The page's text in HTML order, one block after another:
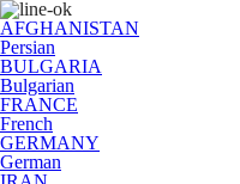
AFGHANISTAN
Persian
BULGARIA
Bulgarian
FRANCE
French
GERMANY
German